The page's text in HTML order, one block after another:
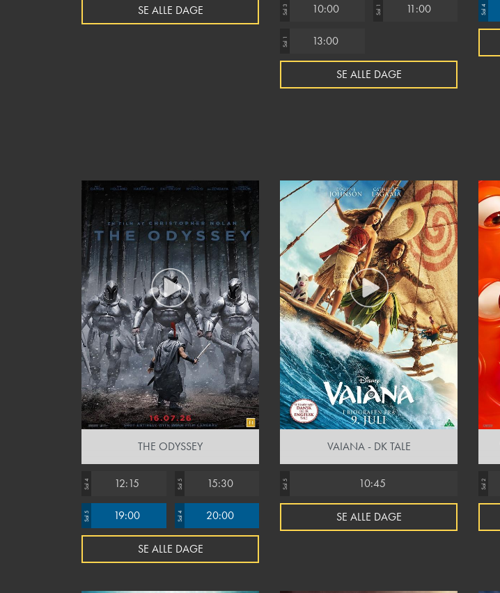
SE ALLE DAGE Sal 3 10:00 Sal 1 11:00
Sal 1 13:00
SE ALLE DAGE
Sal 4
THE ODYSSEY
Sal 4 12:15 Sal 5 15:30
Sal 5 19:00 Sal 4 20:00
SE ALLE DAGE
VAIANA - DK TALE
Sal 5 10:45
SE ALLE DAGE
Sal 2